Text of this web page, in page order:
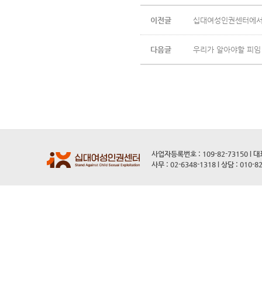
이전글 십대여성인권센터에
다음글 우리가 알아야할 피임
사업자등록번호 : 109-82-73150 l 대
사무 : 02-6348-1318 l 상담 : 010-